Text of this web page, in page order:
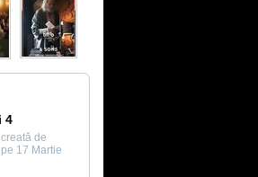
4
de
pe 17 Martie